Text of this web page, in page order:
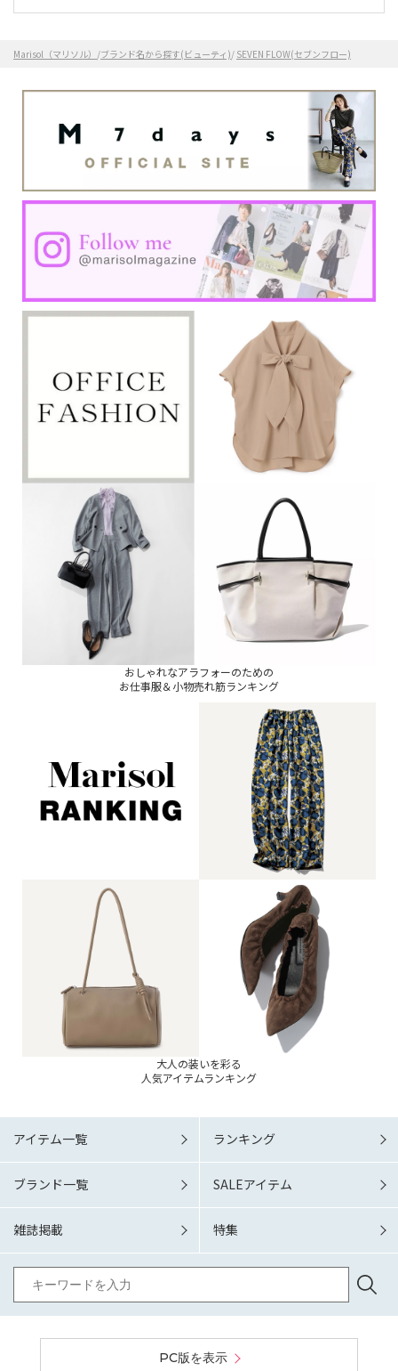
Marisol（マリソル） /ブランド名から探す(ビューティ)/ SEVEN FLOW(セブンフロー)
おしゃれなアラフォーのための
お仕事服＆小物売れ筋ランキング
大人の装いを彩る
人気アイテムランキング
アイテム一覧 ランキング
ブランド一覧 SALEアイテム
雑誌掲載 特集
PC版を表示